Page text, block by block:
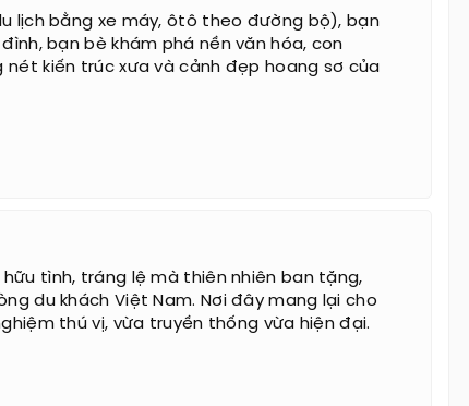
lịch bằng xe máy, ôtô theo đường bộ), bạn
bạn bè khám phá nền văn hóa, con
nét kiến trúc xưa và cảnh đẹp hoang sơ của
hữu tình, tráng lệ mà thiên nhiên ban tặng,
du khách Việt Nam. Nơi đây mang lại cho
thú vị, vừa truyền thống vừa hiện đại.